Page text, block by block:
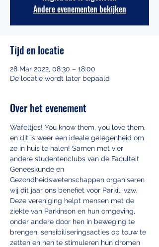
Andere evenementen bekijken
Tijd en locatie
28 Mar 2022, 08:30 – 18:00
De locatie wordt later bepaald
Over het evenement
Wafeltjes! You know them, you love them,
en dit is weer een ideale gelegenheid om
ze in huis te halen! Samen met vier
andere studentenclubs van de Faculteit
Geneeskunde en
Gezondheidswetenschappen organiseren
wij dit jaar ons benefiet voor Parkili vzw.
Deze vereniging helpt mensen met de
ziekte van Parkinson en hun omgeving,
onder andere door hen in beweging te
brengen, sensibiliseringsacties op touw te
zetten en hen te stimuleren hun dromen